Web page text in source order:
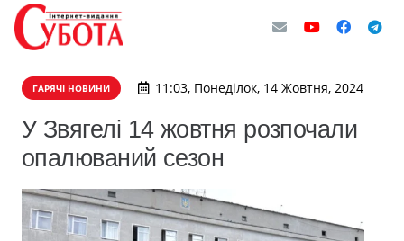
ГАРЯЧІ НОВИНИ 11:03, Понеділок, 14 Жовтня, 2024
У Звягелі 14 жовтня розпочали
опалюваний сезон